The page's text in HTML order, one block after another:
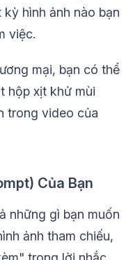
hình ảnh nào bạn
việc.
mại, bạn có thể
hộp xịt khử mùi
trong video của
Của Bạn
những gì bạn muốn
ảnh tham chiếu,